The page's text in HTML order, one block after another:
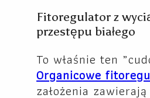
Fitoregulator z
przestępu białego
To właśnie ten
Organicowe
założenia